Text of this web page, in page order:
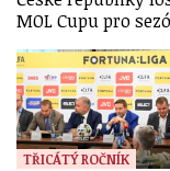
MOL Cupu pro
TŘICÁTÝ ROČNÍK